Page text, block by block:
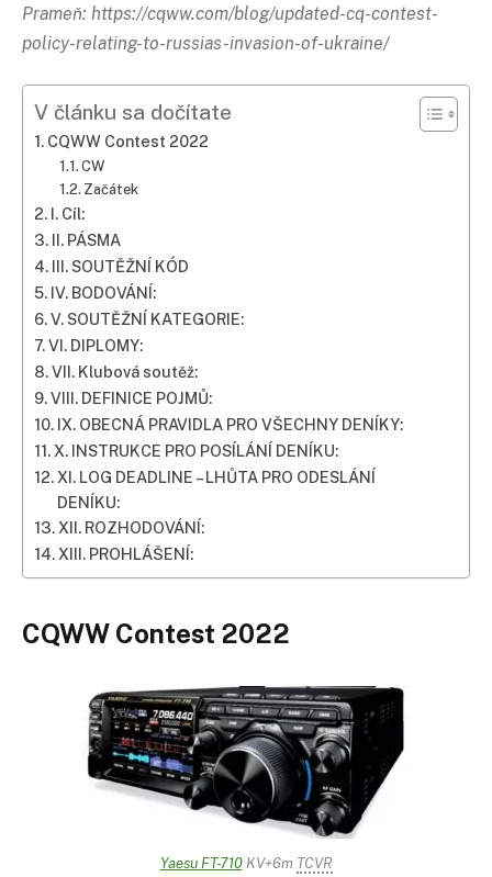
Prameň: https://cqww.com/blog/updated-cq-contest-
policy-relating-to-russias-invasion-of-ukraine/
V článku sa dočítate
CQWW Contest 2022
CW
Začátek
I. Cíl:
II. PÁSMA
III. SOUTĚŽNÍ KÓD
IV. BODOVÁNÍ:
V. SOUTĚŽNÍ KATEGORIE:
VI. DIPLOMY:
VII. Klubová soutěž:
VIII. DEFINICE POJMŮ:
IX. OBECNÁ PRAVIDLA PRO VŠECHNY DENÍKY:
X. INSTRUKCE PRO POSÍLÁNÍ DENÍKU:
XI. LOG DEADLINE – LHŮTA PRO ODESLÁNÍ
DENÍKU:
XII. ROZHODOVÁNÍ:
XIII. PROHLÁŠENÍ:
CQWW Contest 2022
Yaesu FT-710KV+6m TCVR